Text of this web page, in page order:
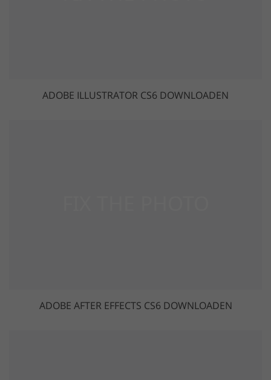
ADOBE ILLUSTRATOR CS6 DOWNLOADEN
ADOBE AFTER EFFECTS CS6 DOWNLOADEN